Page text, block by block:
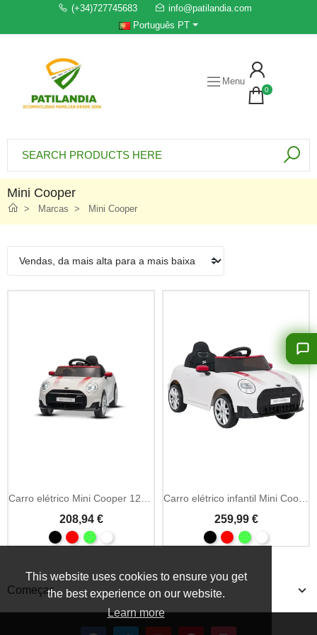
This website uses cookies to ensure you get
the best experience on our website.
Learn more
(+34)727745683
info@patilandia.com
Português PT
Menu
0
Mini Cooper
Marcas Mini Cooper
Começar
Carro elétrico Mini Cooper 12V com licença (1 lugar)
208,94 €
Carro elétrico infantil Mini Cooper 12V MP3 2.4GHz
259,99 €